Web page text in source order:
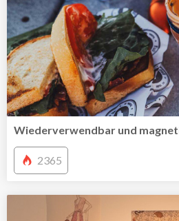
Wiederverwendbar und
2365